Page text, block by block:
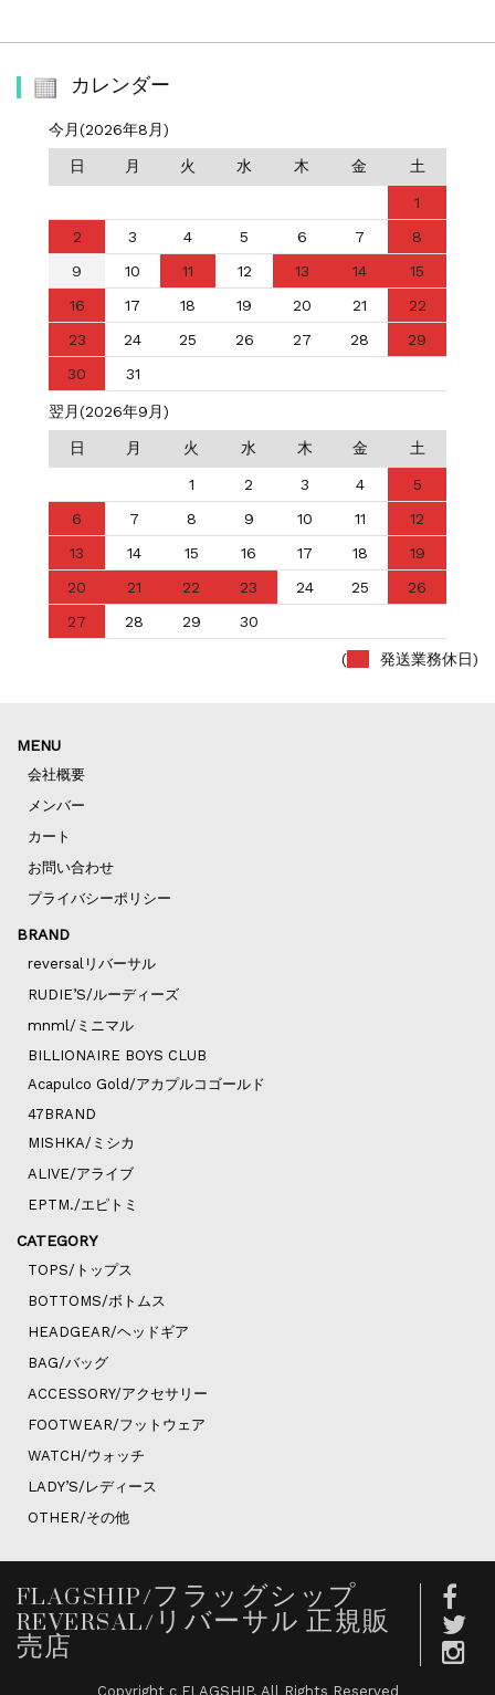
カレンダー
今月(2026年8月)
日 月 火 水 木 金 土
1
2
3 4 5 6 7
8
9
10 11 12 13 14
15
16
17 18 19 20 21
22
23
24 25 26 27 28
29
30
31
翌月(2026年9月)
日 月 火 水 木 金 土
1 2 3 4
5
6
7 8 9 10 11
12
13
14 15 16 17 18
19
20
21 22 23 24 25
26
27
28 29 30
( 発送業務休日)
MENU
会社概要
メンバー
カート
お問い合わせ
プライバシーポリシー
BRAND
reversalリバーサル
RUDIE’S/ルーディーズ
mnml/ミニマル
BILLIONAIRE BOYS CLUB
Acapulco Gold/アカプルコゴールド
47BRAND
MISHKA/ミシカ
ALIVE/アライブ
EPTM./エピトミ
CATEGORY
TOPS/トップス
BOTTOMS/ボトムス
HEADGEAR/ヘッドギア
BAG/バッグ
ACCESSORY/アクセサリー
FOOTWEAR/フットウェア
WATCH/ウォッチ
LADY’S/レディース
OTHER/その他
FLAGSHIP/フラッグシップ
REVERSAL/リバーサル 正規販
売店
Copyright c FLAGSHIP. All Rights Reserved